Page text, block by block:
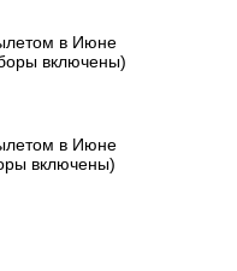
в Июне
включены)
в Июне
включены)